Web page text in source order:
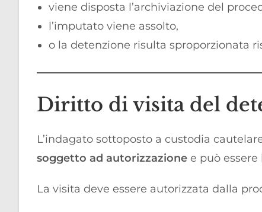
viene disposta l’archiviazione del
l’imputato viene assolto,
o la detenzione risulta sproporzionata
Diritto di visita del
L’indagato sottoposto a custodia
soggetto ad autorizzazione e può
La visita deve essere autorizzata dalla